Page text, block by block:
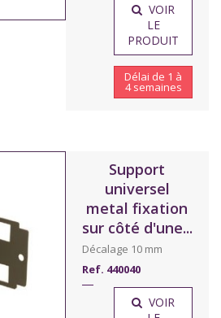
VOIR
LE
PRODUIT
Délai de 1 à
4 semaines
Support
universel
metal fixation
sur côté d'une...
Décalage 10 mm
Ref. 440040
VOIR